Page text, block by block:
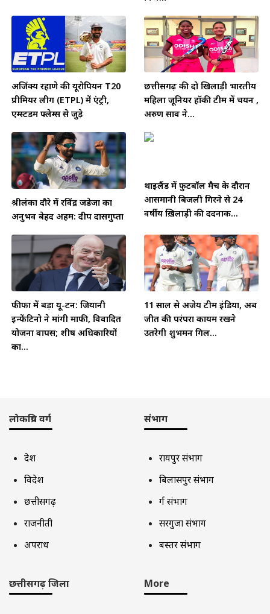
अजिंक्य रहाणे की यूरोपियन T20
प्रीमियर लीग (ETPL) में एंट्री,
एम्स्टर्डम फ्लेम्स से जुड़े
छत्तीसगढ़ की दो खिलाड़ी भारतीय
महिला जूनियर हॉकी टीम में चयन ,
अरुण साव ने...
श्रीलंका दौरे में रविंद्र जडेजा का
अनुभव बेहद अहम: दीप दासगुप्ता
थाईलैंड में फुटबॉल मैच के दौरान
आसमानी बिजली गिरने से 24
वर्षीय ख़िलाड़ी की दर्दनाक...
फीफा में बड़ा यू-टर्न: जियानी
इन्फेंटिनो ने मांगी माफी, विवादित
योजना वापस; शीर्ष अधिकारियों
का...
11 साल से अजेय टीम इंडिया, अब
जीत की परंपरा कायम रखने
उतरेगी शुभमन गिल...
लोकप्रिय वर्ग
देश
विदेश
छत्तीसगढ़
राजनीती
अपराध
संभाग
रायपुर संभाग
बिलासपुर संभाग
दुर्ग संभाग
सरगुजा संभाग
बस्तर संभाग
छत्तीसगढ़ जिला More